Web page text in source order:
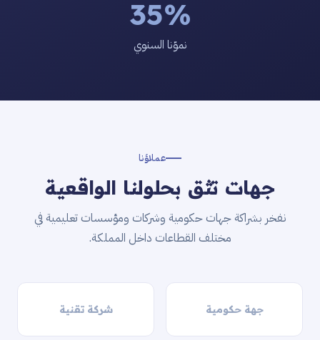
35%
نموّنا السنوي
عملاؤنا
جهات تثق بحلولنا الواقعية
نفخر بشراكة جهات حكومية وشركات ومؤسسات تعليمية في
مختلف القطاعات داخل المملكة.
جهة حكومية شركة تقنية